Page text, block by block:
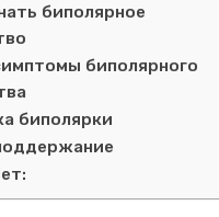
биполярное
биполярного
биполярки